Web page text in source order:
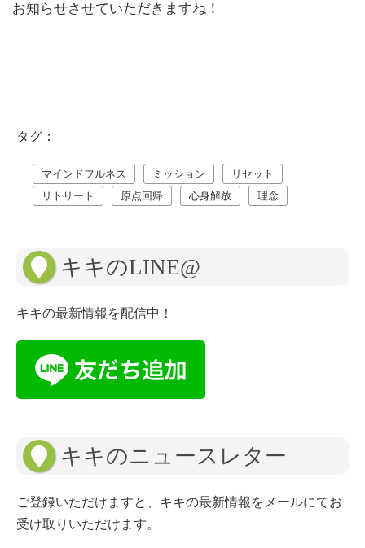
お知らせさせていただきますね！
タグ：
マインドフルネス ミッション
リセット
リトリート
原点回帰 心身解放 理念
キキのLINE@
キキの最新情報を配信中！
キキのニュースレター
ご登録いただけますと、キキの最新情報をメールにてお
受け取りいただけます。